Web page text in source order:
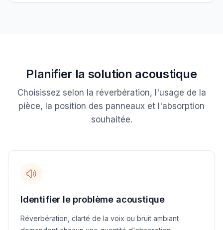
Planifier la solution acoustique
Choisissez selon la réverbération, l'usage de la
pièce, la position des panneaux et l'absorption
souhaitée.
Identifier le problème acoustique
Réverbération, clarté de la voix ou bruit ambiant